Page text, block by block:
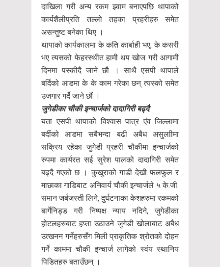
दाखिला गरी अन्य रकम झ्वाम बनाएपछि थापाको
कार्यशैलीप्रति तल्लो तहका प्रहरीहरु समेत
असन्तुष्ट बनेका थिए ।
थापाको कार्यकालमा के कति कार्बाही भए, के कसरी
भए त्यसको फेहरस्थीत हामी थप खोज गरी आगामी
दिनमा पस्कीदै जाने छौ । साथै एसपी थापाले
बर्दिको आडमा के के काम गरेका छन् त्यस्को समेत
उजगार गर्दै जाने छौं ।
जुगेडीका चौकी इन्चार्जको दादागिरी बढ्दै
यता एसपी थापाको विश्वास पात्र एंव जिल्लामा
बर्दीको आडमा सबैभन्दा बढी अबैध असुलाीमा
सक्रिय रहेका जुगेडी प्रहरी चौकीमा इन्चार्जको
रुपमा कार्यरत सई सुरेश पालको दादागिरी समेत
बढ्दै गएको छ । कुखुराको गाडी देखी फलफुल र
माछाका गाडिबाट अनिवार्य चौकी इन्चार्जले ५ के.जी.
समान जर्बजस्ती लिने, दुर्घटनाका केशहरुमा रकमको
बार्गेनिड्ड गरी निष्पक्ष न्याय नदिने, जुगेडीका
होटलहरुबाट हप्ता उठाउने जुगेडी खोलाबाट अबैध
उत्खनन गर्नेहरुसँग मिली प्राकृतिक श्रोतको दोहन
गर्ने काममा चौकी इन्चार्ज लागेको स्वंय स्थानिय
पिडितहरु बताउँछन् ।